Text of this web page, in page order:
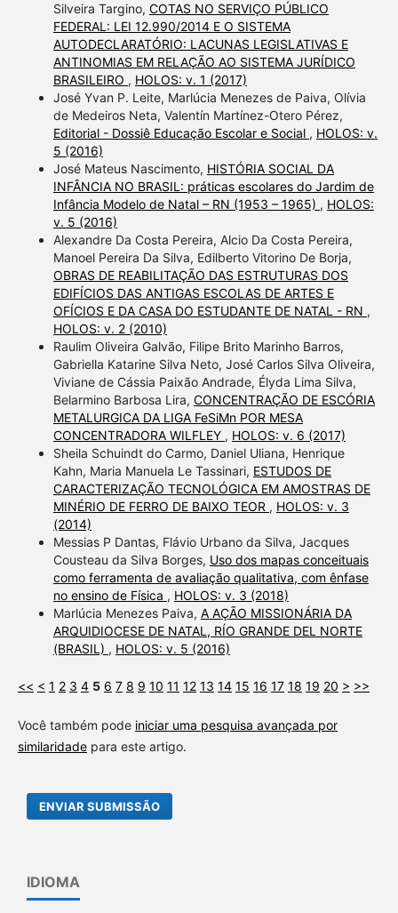
Silveira Targino, COTAS NO SERVIÇO PÚBLICO
FEDERAL: LEI 12.990/2014 E O SISTEMA
AUTODECLARATÓRIO: LACUNAS LEGISLATIVAS E
ANTINOMIAS EM RELAÇÃO AO SISTEMA JURÍDICO
BRASILEIRO , HOLOS: v. 1 (2017)
José Yvan P. Leite, Marlúcia Menezes de Paiva, Olívia
de Medeiros Neta, Valentín Martínez-Otero Pérez,
Editorial - Dossiê Educação Escolar e Social , HOLOS: v.
5 (2016)
José Mateus Nascimento, HISTÓRIA SOCIAL DA
INFÂNCIA NO BRASIL: práticas escolares do Jardim de
Infância Modelo de Natal – RN (1953 – 1965) , HOLOS:
v. 5 (2016)
Alexandre Da Costa Pereira, Alcio Da Costa Pereira,
Manoel Pereira Da Silva, Edilberto Vitorino De Borja,
OBRAS DE REABILITAÇÃO DAS ESTRUTURAS DOS
EDIFÍCIOS DAS ANTIGAS ESCOLAS DE ARTES E
OFÍCIOS E DA CASA DO ESTUDANTE DE NATAL - RN ,
HOLOS: v. 2 (2010)
Raulim Oliveira Galvão, Filipe Brito Marinho Barros,
Gabriella Katarine Silva Neto, José Carlos Silva Oliveira,
Viviane de Cássia Paixão Andrade, Élyda Lima Silva,
Belarmino Barbosa Lira, CONCENTRAÇÃO DE ESCÓRIA
METALURGICA DA LIGA FeSiMn POR MESA
CONCENTRADORA WILFLEY , HOLOS: v. 6 (2017)
Sheila Schuindt do Carmo, Daniel Uliana, Henrique
Kahn, Maria Manuela Le Tassinari, ESTUDOS DE
CARACTERIZAÇÃO TECNOLÓGICA EM AMOSTRAS DE
MINÉRIO DE FERRO DE BAIXO TEOR , HOLOS: v. 3
(2014)
Messias P Dantas, Flávio Urbano da Silva, Jacques
Cousteau da Silva Borges, Uso dos mapas conceituais
como ferramenta de avaliação qualitativa, com ênfase
no ensino de Física , HOLOS: v. 3 (2018)
Marlúcia Menezes Paiva, A AÇÃO MISSIONÁRIA DA
ARQUIDIOCESE DE NATAL, RÍO GRANDE DEL NORTE
(BRASIL) , HOLOS: v. 5 (2016)
<< < 1 2 3 4 5 6 7 8 9 10 11 12 13 14 15 16 17 18 19 20 > >>
Você também pode iniciar uma pesquisa avançada por
similaridadepara este artigo.
ENVIAR SUBMISSÃO
IDIOMA